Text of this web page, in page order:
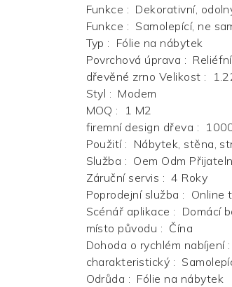
Funkce : Dekorativní,
Funkce : Samolepící, ne
Typ : Fólie na nábytek
Povrchová úprava : Reliéfní
dřevěné zrno Velikost :
Styl : Modem
MOQ :
1 M2
firemní design dřeva :
Použití : Nábytek, stěna,
Služba : Oem Odm
Záruční servis : 4 Roky
Poprodejní služba : Online
Scénář aplikace : Domácí
místo původu : Čína
Dohoda o rychlém nabíjení :
charakteristický :
Odrůda : Fólie na nábytek